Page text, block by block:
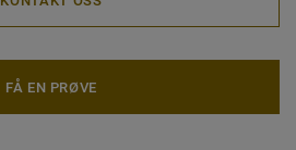
FÅ EN PRØVE